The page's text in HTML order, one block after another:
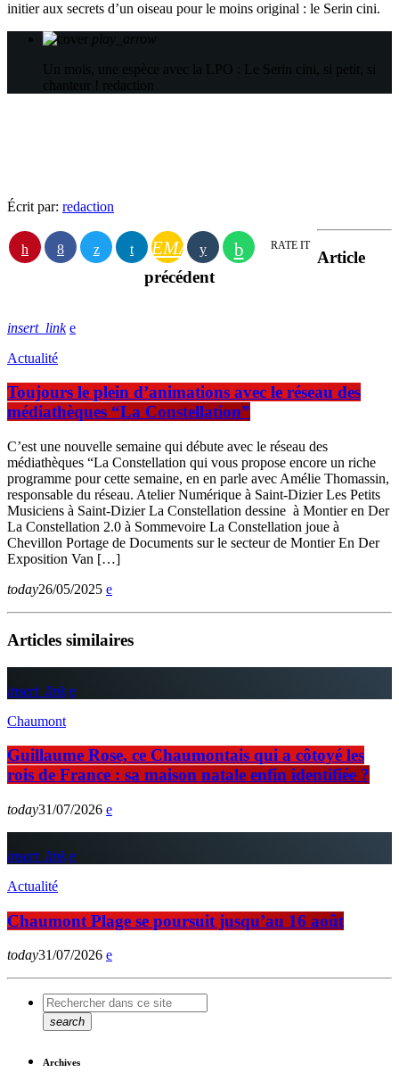
initier aux secrets d’un oiseau pour le moins original : le Serin cini.
play_arrow
Un mois, une espèce avec la LPO : Le Serin cini, si petit, si
chanteur !
redaction
Écrit par: redaction
EMAIL RATE IT
Article
précédent
insert_link
Actualité
Toujours le plein d’animations avec le réseau des
médiathèques “La Constellation”
C’est une nouvelle semaine qui débute avec le réseau des
médiathèques “La Constellation qui vous propose encore un riche
programme pour cette semaine, en en parle avec Amélie Thomassin,
responsable du réseau. Atelier Numérique à Saint-Dizier Les Petits
Musiciens à Saint-Dizier La Constellation dessine à Montier en Der
La Constellation 2.0 à Sommevoire La Constellation joue à
Chevillon Portage de Documents sur le secteur de Montier En Der
Exposition Van […]
today26/05/2025
Articles similaires
insert_link
Chaumont
Guillaume Rose, ce Chaumontais qui a côtoyé les
rois de France : sa maison natale enfin identifiée ?
today31/07/2026
insert_link
Actualité
Chaumont Plage se poursuit jusqu’au 16 août
today31/07/2026
search
Archives